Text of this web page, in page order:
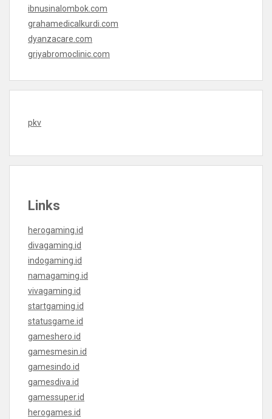
ibnusinalombok.com
grahamedicalkurdi.com
dyanzacare.com
griyabromoclinic.com
pkv
Links
herogaming.id
divagaming.id
indogaming.id
namagaming.id
vivagaming.id
startgaming.id
statusgame.id
gameshero.id
gamesmesin.id
gamesindo.id
gamesdiva.id
gamessuper.id
herogames.id